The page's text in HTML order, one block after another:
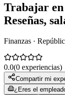
Trabajar en
Reseñas,
Finanzas ·
0.0(0 experiencias)
Compartir mi
¿Eres el